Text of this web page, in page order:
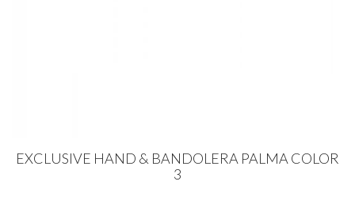
EXCLUSIVE HAND & BANDOLERA PALMA COLOR
3